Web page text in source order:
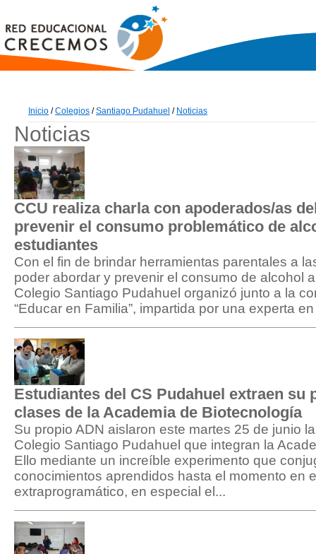
Inicio /Colegios /Santiago Pudahuel / Noticias
Noticias
CCU realiza charla con apoderados/as
prevenir el consumo problemático de
estudiantes
Con el fin de brindar herramientas parentales a
poder abordar y prevenir el consumo de alcohol
Colegio Santiago Pudahuel organizó junto a la
“Educar en Familia”, impartida por una experta
Estudiantes del CS Pudahuel extraen su
clases de la Academia de Biotecnología
Su propio ADN aislaron este martes 25 de junio
Colegio Santiago Pudahuel que integran la
Ello mediante un increíble experimento que
conocimientos aprendidos hasta el momento en
extraprogramático, en especial el...